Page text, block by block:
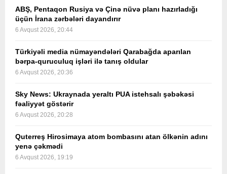
ABŞ, Pentaqon Rusiya və Çinə nüvə planı hazırladığı
üçün İrana zərbələri dayandırır
6 Avqust 2026, 20:44
Türkiyəli media nümayəndələri Qarabağda aparılan
bərpa-quruculuq işləri ilə tanış oldular
6 Avqust 2026, 20:36
Sky News: Ukraynada yeraltı PUA istehsalı şəbəkəsi
fəaliyyət göstərir
6 Avqust 2026, 20:28
Quterreş Hirosimaya atom bombasını atan ölkənin adını
yenə çəkmədi
6 Avqust 2026, 19:19